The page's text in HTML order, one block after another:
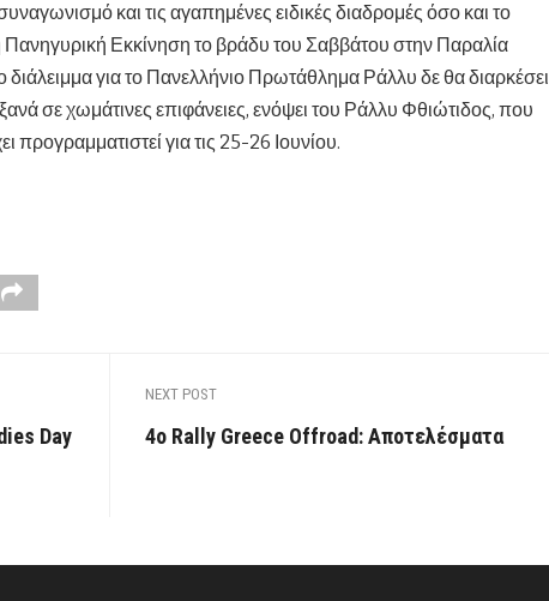
και τις αγαπημένες ειδικές διαδρομές όσο και το
Εκκίνηση το βράδυ του Σαββάτου στην Παραλία
για το Πανελλήνιο Πρωτάθλημα Ράλλυ δε θα διαρκέσει
σε χωμάτινες επιφάνειες, ενόψει του Ράλλυ Φθιώτιδος, που
προγραμματιστεί για τις 25-26 Ιουνίου.
Day
NEXT POST
4ο Rally Greece Offroad: Αποτελέσματα